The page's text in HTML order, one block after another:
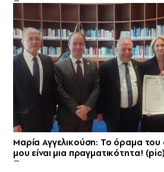
Μαρία Αγγελικούση: Το όραμα του
μου είναι μια πραγματικότητα! (pic)